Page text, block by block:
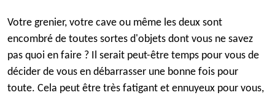
Votre grenier, votre cave ou même les deux sont
encombré de toutes sortes d'objets dont vous ne savez
pas quoi en faire ? Il serait peut-être temps pour vous de
décider de vous en débarrasser une bonne fois pour
toute. Cela peut être très fatigant et ennuyeux pour vous,